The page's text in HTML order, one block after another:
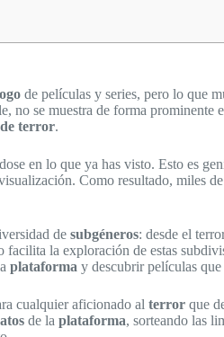
de películas y series, pero lo que
se muestra de forma
terror.
en lo que ya has visto. Esto es
Como resultado, miles
de subgéneros: desde el
la exploración de estas
plataforma y descubrir películas
cualquier aficionado al terror que
de la plataforma, sorteando las